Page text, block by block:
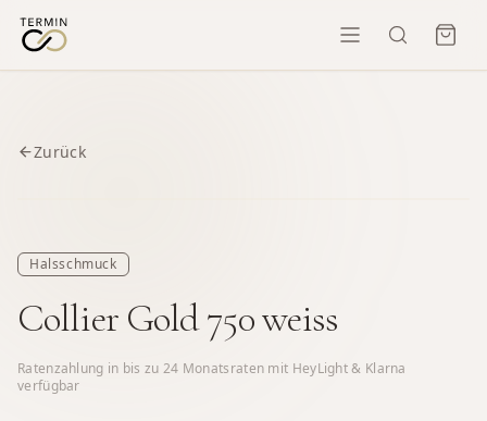
Zurück
Halsschmuck
Collier Gold 750 weiss
Ratenzahlung in bis zu 24 Monatsraten mit HeyLight & Klarna
verfügbar